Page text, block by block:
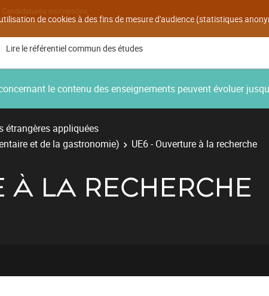
de cookies à des fins de mesure d'audience (statistiques
Candidatures inscriptions
Lire le référentiel commun des études
le contenu des enseignements peuvent évoluer
étrangères appliquées
et de la gastronomie)
UE6 - Ouverture à la recherche
À LA RECHERCHE